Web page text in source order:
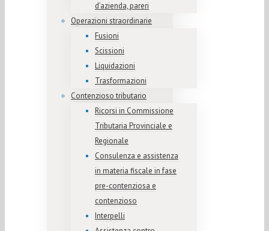
d’azienda, pareri
Operazioni straordinarie
Fusioni
Scissioni
Liquidazioni
Trasformazioni
Contenzioso tributario
Ricorsi in Commissione
Tributaria Provinciale e
Regionale
Consulenza e assistenza
in materia fiscale in fase
pre-contenziosa e
contenzioso
Interpelli